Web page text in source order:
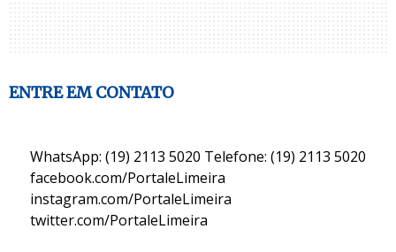
ENTRE EM CONTATO
WhatsApp: (19) 2113 5020 Telefone: (19) 2113 5020
facebook.com/PortaleLimeira
instagram.com/PortaleLimeira
twitter.com/PortaleLimeira